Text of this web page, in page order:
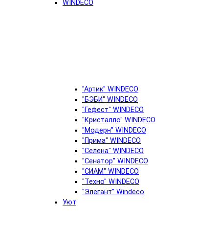
WINDECO
"Артик" WINDECO
"БЭБИ" WINDECO
"Гефест" WINDECO
"Кристалло" WINDECO
"Модерн" WINDECO
"Прима" WINDECO
"Селена" WINDECO
"Сенатор" WINDECO
"СИАМ" WINDECO
"Техно" WINDECO
"Элегант" Windeco
Уют